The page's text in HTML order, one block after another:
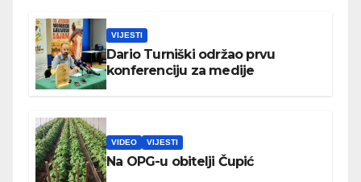
VIJESTI
Dario Turniški održao prvu
konferenciju za medije
VIDEO VIJESTI
Na OPG-u obitelji Čupić